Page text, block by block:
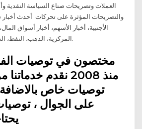
العملات وتصريحات صناع السياسة النقدية
والتصريحات المؤثرة على تحركات أحدث
الأجنبية، أخبار الأسهم، أخبار أسواق
المركزية، الذهب، النفط، الدولار، اليورو أخبار التداول.
مختصون في توصيات
منذ 2008 نقدم
توصيات خاص
على الجوال ،